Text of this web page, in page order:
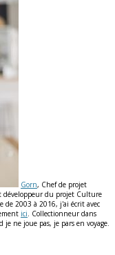
Gorn, Chef de projet
développeur du projet Culture
de 2003 à 2016, j'ai écrit avec
ici. Collectionneur dans
ne joue pas, je pars en voyage.